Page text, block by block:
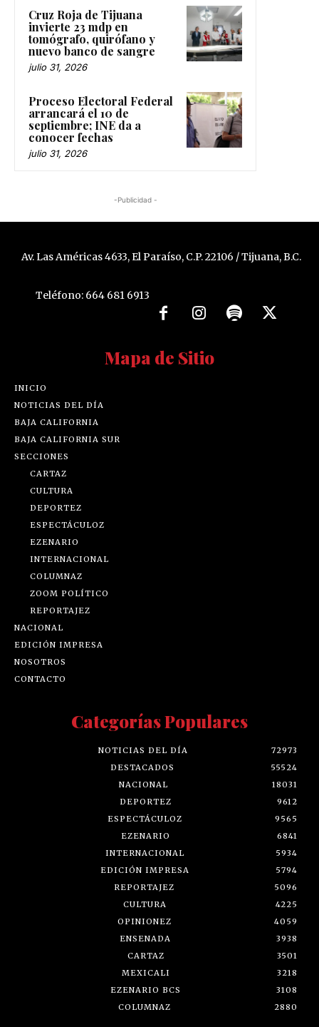
Cruz Roja de Tijuana
invierte 23 mdp en
tomógrafo, quirófano y
nuevo banco de sangre
julio 31, 2026
Proceso Electoral Federal
arrancará el 10 de
septiembre; INE da a
conocer fechas
julio 31, 2026
-Publicidad -
Av. Las Américas 4633, El Paraíso, C.P. 22106 / Tijuana, B.C.
Teléfono: 664 681 6913
Mapa de Sitio
INICIO
NOTICIAS DEL DÍA
BAJA CALIFORNIA
BAJA CALIFORNIA SUR
SECCIONES
CARTAZ
CULTURA
DEPORTEZ
ESPECTÁCULOZ
EZENARIO
INTERNACIONAL
COLUMNAZ
ZOOM POLÍTICO
REPORTAJEZ
NACIONAL
EDICIÓN IMPRESA
NOSOTROS
CONTACTO
Categorías Populares
NOTICIAS DEL DÍA
72973
DESTACADOS
55524
NACIONAL
18031
DEPORTEZ
9612
ESPECTÁCULOZ
9565
EZENARIO
6841
INTERNACIONAL
5934
EDICIÓN IMPRESA
5794
REPORTAJEZ
5096
CULTURA
4225
OPINIONEZ
4059
ENSENADA
3938
CARTAZ
3501
MEXICALI
3218
EZENARIO BCS
3108
COLUMNAZ
2880